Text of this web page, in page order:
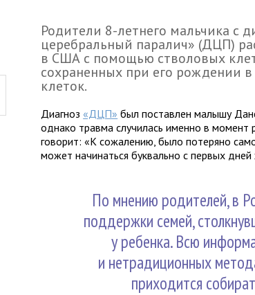
Родители 8-летнего мальчика с
церебральный паралич» (ДЦП)
в США с помощью стволовых
сохраненных при его рождении
клеток.
Диагноз «ДЦП» был поставлен малышу
однако травма случилась именно в
говорит: «К сожалению, было потеряно
может начинаться буквально с первых дней
По мнению родителей, в
поддержки семей,
у ребенка. Всю
и нетрадиционных
приходится